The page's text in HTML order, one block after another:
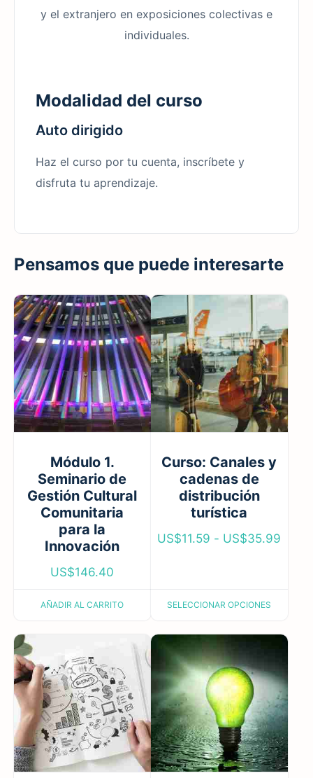
y el extranjero en exposiciones colectivas e
individuales.
Modalidad del curso
Auto dirigido
Haz el curso por tu cuenta, inscríbete y
disfruta tu aprendizaje.
Pensamos que puede interesarte
Módulo 1.
Seminario de
Gestión Cultural
Comunitaria
para la
Innovación
US$146.40
AÑADIR AL CARRITO
Curso: Canales y
cadenas de
distribución
turística
US$11.59 - US$35.99
SELECCIONAR OPCIONES